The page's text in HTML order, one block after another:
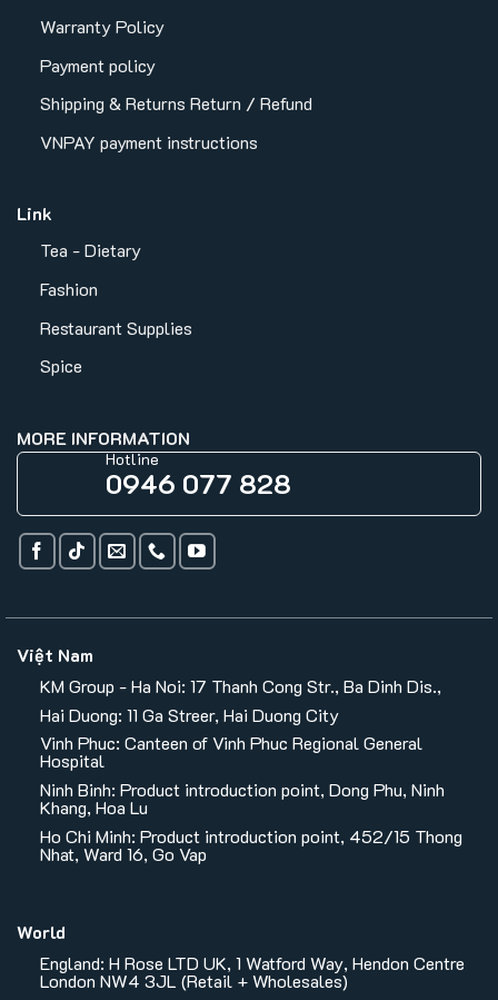
Warranty Policy
Payment policy
Shipping & Returns Return / Refund
VNPAY payment instructions
Link
Tea - Dietary
Fashion
Restaurant Supplies
Spice
MORE INFORMATION
Hotline
0946 077 828
Việt Nam
KM Group - Ha Noi: 17 Thanh Cong Str., Ba Dinh Dis.,
Hai Duong: 11 Ga Streer, Hai Duong City
Vinh Phuc: Canteen of Vinh Phuc Regional General
Hospital
Ninh Binh: Product introduction point, Dong Phu, Ninh
Khang, Hoa Lu
Ho Chi Minh: Product introduction point, 452/15 Thong
Nhat, Ward 16, Go Vap
World
England: H Rose LTD UK, 1 Watford Way, Hendon Centre
London NW4 3JL (Retail + Wholesales)